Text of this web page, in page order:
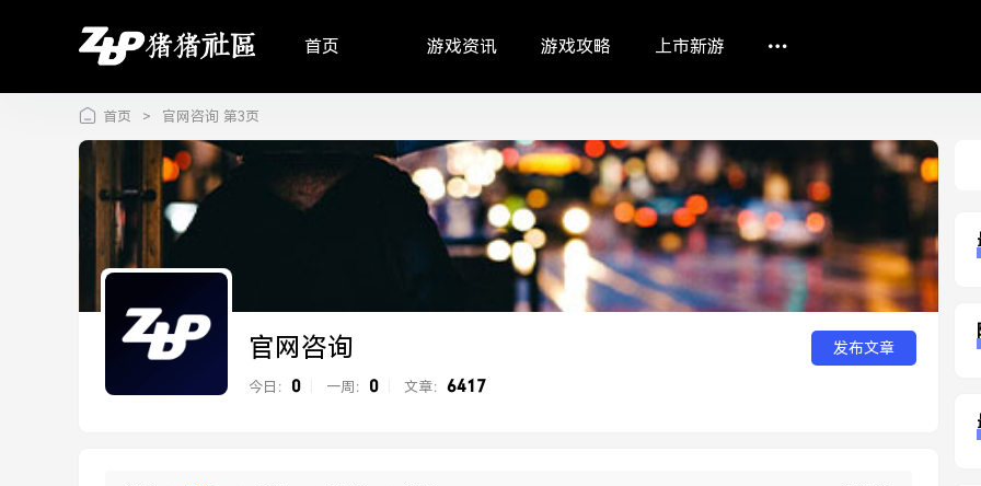
首页 游戏资讯 游戏攻略 上市新游
首页 > 官网咨询 第3页
官网咨询 发布文章
今日： 0 一周： 0 文章： 6417